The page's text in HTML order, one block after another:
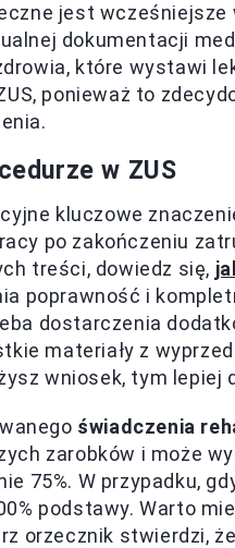
jest wcześniejsze
dokumentacji
które wystawi
ponieważ to
w ZUS
kluczowe
po zakończeniu
treści, dowiedz się,
poprawność i
dostarczenia
materiały z
wniosek, tym lepiej
świadczenia
zarobków i może
75%. W przypadku,
podstawy. Warto
orzecznik stwierdzi,